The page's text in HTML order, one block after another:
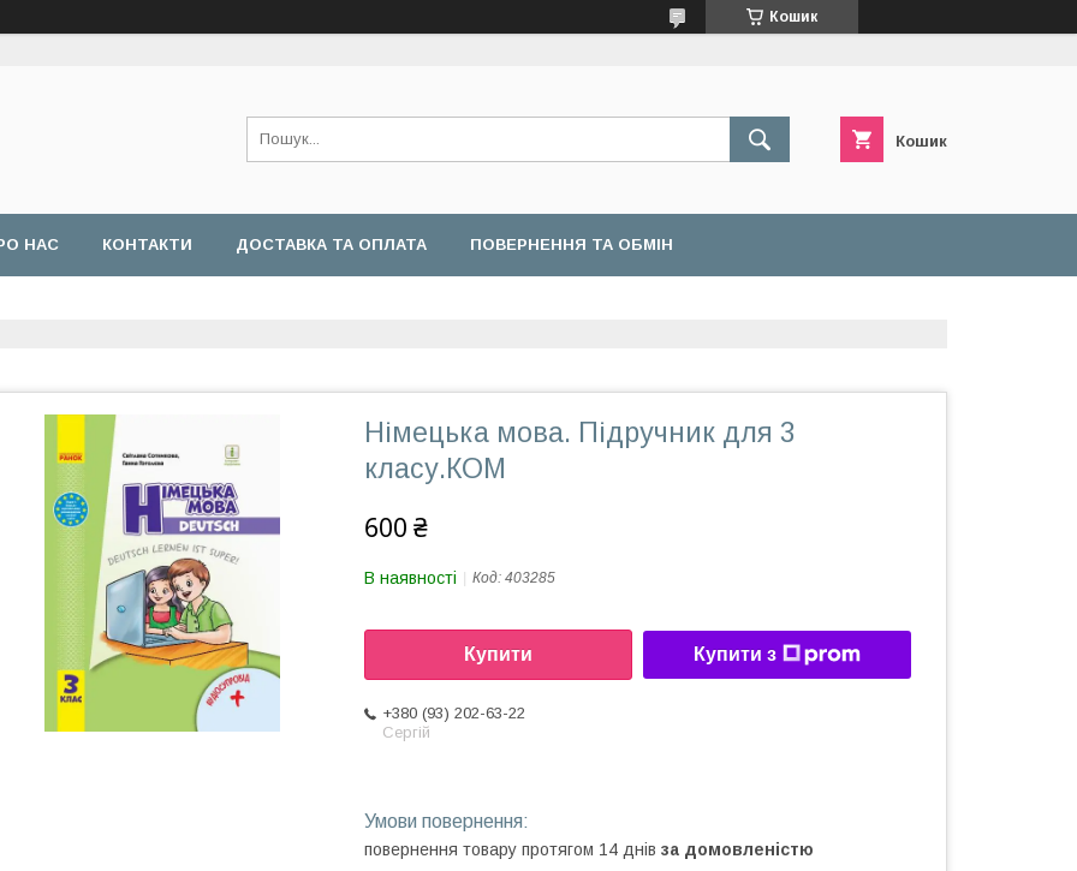
Кошик
Кошик
НАС КОНТАКТИ ДОСТАВКА ТА ОПЛАТА ПОВЕРНЕННЯ ТА ОБМІН
Німецька мова. Підручник для 3
класу.КОМ
600 ₴
В наявності Код: 403285
Купити Купити з
+380 (93) 202-63-22
Сергій
повернення товару протягом 14 днів за домовленістю